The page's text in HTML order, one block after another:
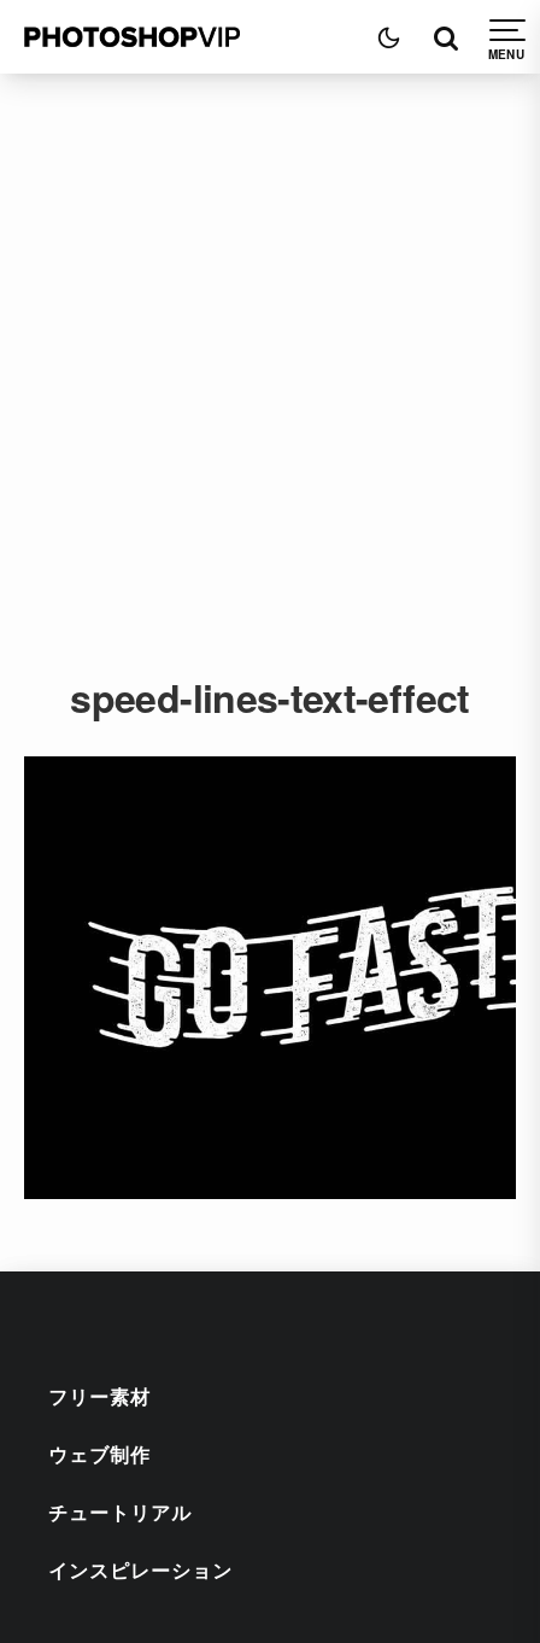
speed-lines-text-effect
フリー素材
ウェブ制作
チュートリアル
インスピレーション